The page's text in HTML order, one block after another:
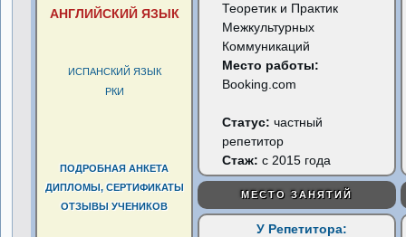
АНГЛИЙСКИЙ ЯЗЫК
ИСПАНСКИЙ ЯЗЫК
РКИ
ПОДРОБНАЯ АНКЕТА
ДИПЛОМЫ, СЕРТИФИКАТЫ
ОТЗЫВЫ УЧЕНИКОВ
Теоретик и Практик
Межкультурных
Коммуникаций
Место работы:
Booking.com
Статус:частный
репетитор
Стаж: с 2015 года
МЕСТО ЗАНЯТИЙ
У Репетитора: